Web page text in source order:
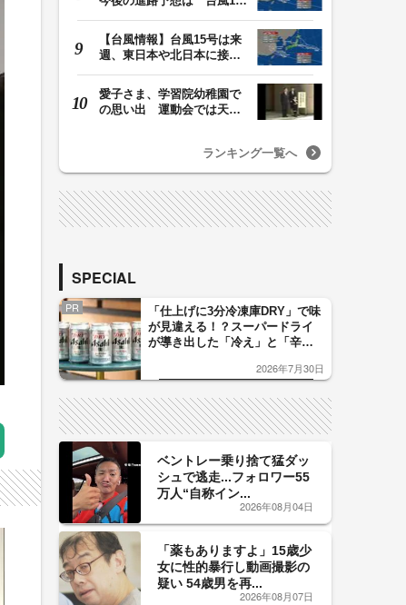
【台風情報】台風15号は来
週、東日本や北日本に接近
愛子さま、学習院幼稚園で
の思い出 運動会では天皇
ランキング一覧へ
SPECIAL
PR
「仕上げに3分冷凍庫DRY」で味
が見違える！？スーパードライ
が導き出した「冷え」と「辛
した「辛口カーブ」が飲み頃の
2026年7月30日
ベントレー乗り捨て猛ダッ
シュで逃走...フォロワー55
万人“自称イン...
2026年08月04日
「薬もありますよ」15歳少
女に性的暴行し動画撮影の
疑い 54歳男を再...
2026年08月07日